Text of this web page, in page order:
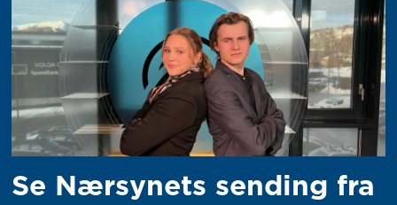
Se Nærsynets sending fra